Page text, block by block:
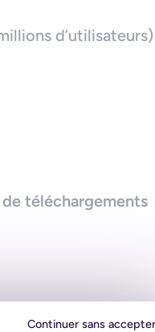
Continuer sans accepter
d’utilisateurs)
de téléchargements
vendus